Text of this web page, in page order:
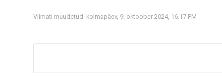
Viimati muudetud: kolmapäev, 9. oktoober 2024, 16.17 PM